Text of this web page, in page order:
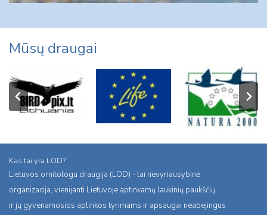
Mūsų draugai
Kas tai yra LOD?
Lietuvos ornitologu draugija (LOD) - tai nevyriausybinė
organizacija, vienijanti Lietuvoje aptinkamų laukinių paukščių
ir jų gyvenamosios aplinkos tyrimams ir apsaugai neabejingus